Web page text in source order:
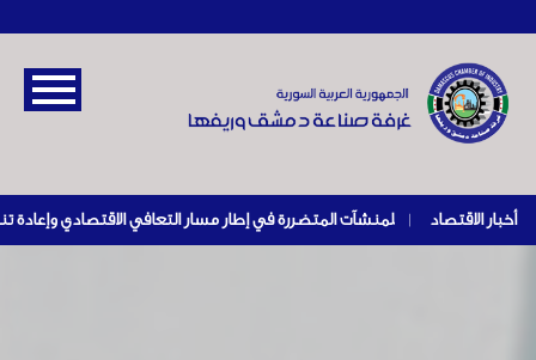
أخبار الاقتصاد |